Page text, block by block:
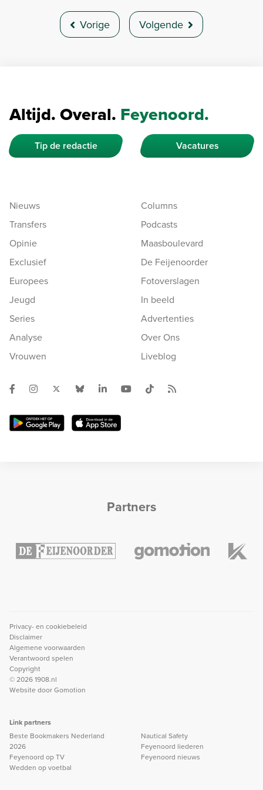
Vorige Volgende
Altijd. Overal. Feyenoord.
Tip de redactie Vacatures
Nieuws
Transfers
Opinie
Exclusief
Europees
Jeugd
Series
Analyse
Vrouwen
Columns
Podcasts
Maasboulevard
De Feijenoorder
Fotoverslagen
In beeld
Advertenties
Over Ons
Liveblog
Partners
Privacy- en cookiebeleid
Disclaimer
Algemene voorwaarden
Verantwoord spelen
Copyright
© 2026 1908.nl
Website doorGomotion
Link partners
Beste Bookmakers Nederland
2026
Feyenoord op TV
Wedden op voetbal
Nautical Safety
Feyenoord liederen
Feyenoord nieuws